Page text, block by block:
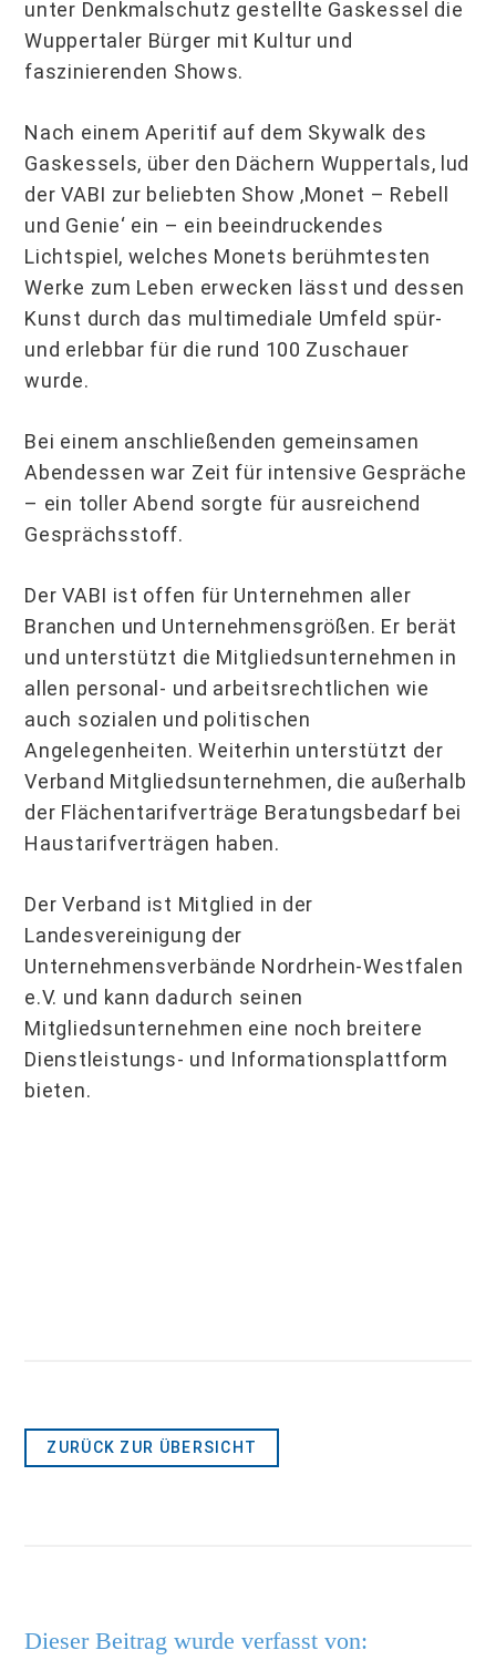
unter Denkmalschutz gestellte Gaskessel die
Wuppertaler Bürger mit Kultur und
faszinierenden Shows.
Nach einem Aperitif auf dem Skywalk des
Gaskessels, über den Dächern Wuppertals, lud
der VABI zur beliebten Show ‚Monet – Rebell
und Genie‘ ein – ein beeindruckendes
Lichtspiel, welches Monets berühmtesten
Werke zum Leben erwecken lässt und dessen
Kunst durch das multimediale Umfeld spür-
und erlebbar für die rund 100 Zuschauer
wurde.
Bei einem anschließenden gemeinsamen
Abendessen war Zeit für intensive Gespräche
– ein toller Abend sorgte für ausreichend
Gesprächsstoff.
Der VABI ist offen für Unternehmen aller
Branchen und Unternehmensgrößen. Er berät
und unterstützt die Mitgliedsunternehmen in
allen personal- und arbeitsrechtlichen wie
auch sozialen und politischen
Angelegenheiten. Weiterhin unterstützt der
Verband Mitgliedsunternehmen, die außerhalb
der Flächentarifverträge Beratungsbedarf bei
Haustarifverträgen haben.
Der Verband ist Mitglied in der
Landesvereinigung der
Unternehmensverbände Nordrhein-Westfalen
e.V. und kann dadurch seinen
Mitgliedsunternehmen eine noch breitere
Dienstleistungs- und Informationsplattform
bieten.
ZURÜCK ZUR ÜBERSICHT
Dieser Beitrag wurde verfasst von: